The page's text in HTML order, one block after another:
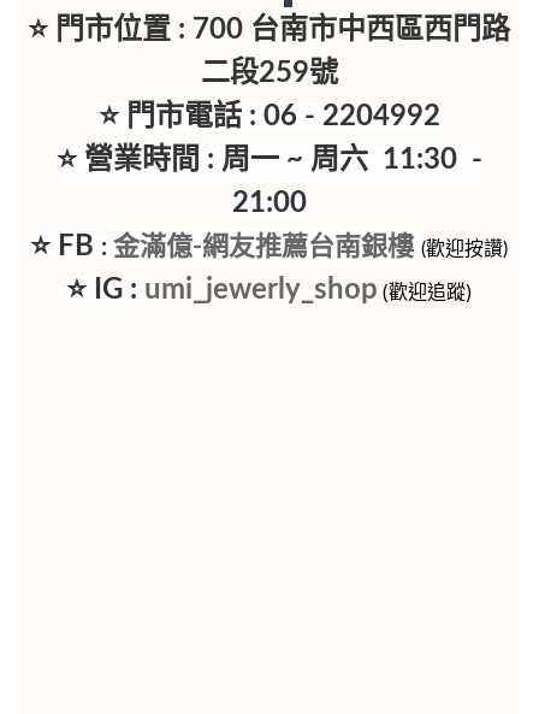
⭐ 門市位置 : 700 台南市中西區西門路
二段259號
⭐ 門市電話 : 06 - 2204992
⭐ 營業時間 : 周一 ~ 周六 11:30 -
21:00
⭐ FB :金滿億-網友推薦台南銀樓 (歡迎按讚)
⭐ IG : umi_jewerly_shop (歡迎追蹤)